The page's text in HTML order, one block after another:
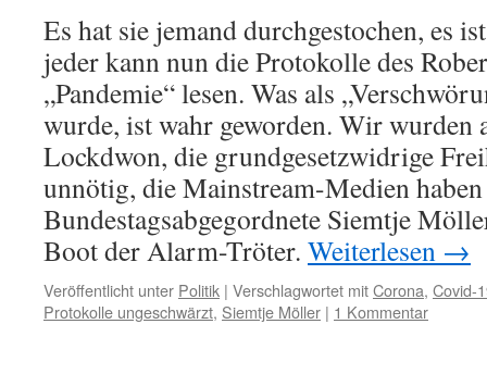
Es hat sie jemand durchgestochen, es
jeder kann nun die Protokolle des
„Pandemie“ lesen. Was als
wurde, ist wahr geworden. Wir wurden
Lockdwon, die grundgesetzwidrige
unnötig, die Mainstream-Medien
Bundestagsabgegordnete Siemtje
Boot der Alarm-Tröter. Weiterlesen →
Veröffentlicht unter Politik | Verschlagwortet mitCorona, Covid-
Protokolle ungeschwärzt, Siemtje Möller | 1 Kommentar